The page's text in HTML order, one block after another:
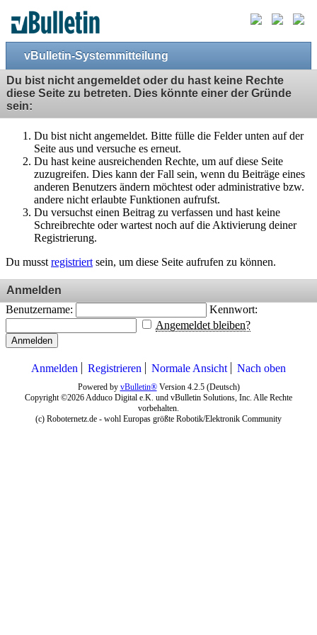
vBulletin-Systemmitteilung
Du bist nicht angemeldet oder du hast keine Rechte
diese Seite zu betreten. Dies könnte einer der Gründe
sein:
Du bist nicht angemeldet. Bitte fülle die Felder unten auf der
Seite aus und versuche es erneut.
Du hast keine ausreichenden Rechte, um auf diese Seite
zuzugreifen. Dies kann der Fall sein, wenn du Beiträge eines
anderen Benutzers ändern möchtest oder administrative bzw.
andere nicht erlaubte Funktionen aufrufst.
Du versuchst einen Beitrag zu verfassen und hast keine
Schreibrechte oder wartest noch auf die Aktivierung deiner
Registrierung.
Du musst registriert sein, um diese Seite aufrufen zu können.
Anmelden
Benutzername:
Kennwort:
Angemeldet bleiben?
Anmelden
Anmelden Registrieren Normale Ansicht Nach oben
Powered by vBulletin®Version 4.2.5 (Deutsch)
Copyright ©2026 Adduco Digital e.K. und vBulletin Solutions, Inc. Alle Rechte
vorbehalten.
(c) Roboternetz.de - wohl Europas größte Robotik/Elektronik Community